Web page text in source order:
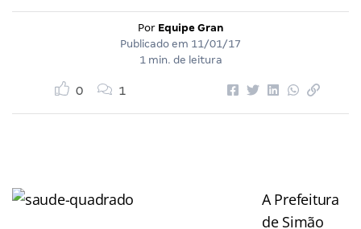
Por Equipe Gran
Publicado em 11/01/17
1 min. de leitura
0 1
A Prefeitura
de Simão